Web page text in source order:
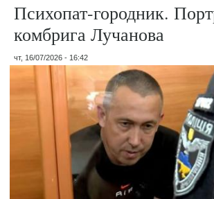
Психопат-городник.
комбрига Лучанова
чт, 16/07/2026 - 16:42